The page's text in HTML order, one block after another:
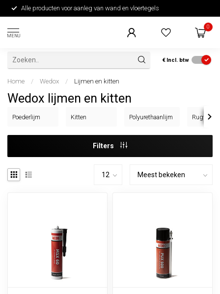
Alle producten voor aanleg van wand en vloertegels
MENU
0
€ Incl. btw
Home / Wedox / Lijmen en kitten
Wedox lijmen en kitten
Poederlijm Kitten Polyurethaanlijm
Filters